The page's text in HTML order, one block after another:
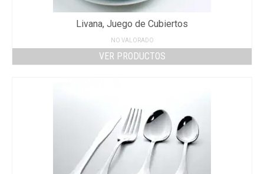
Livana, Juego de Cubiertos
NO VALORADO
VER PRODUCTOS